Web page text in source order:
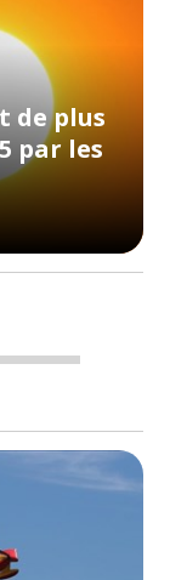
de plus
par les